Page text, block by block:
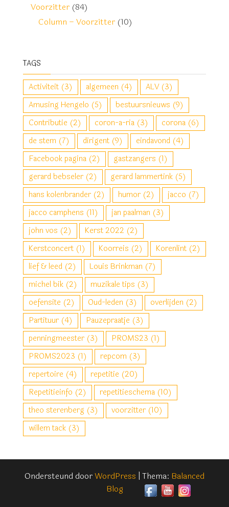
Voorzitter (84)
Column – Voorzitter (10)
TAGS
Activiteit (3) algemeen (4) ALV(3)
Amusing Hengelo (5) bestuursnieuws (9)
Contributie (2) coron-a-ria (3) corona (6)
de stem (7) dirigent (9) eindavond (4)
Facebook pagina (2) gastzangers (1)
gerard bebseler (2) gerard lammertink (5)
hans kolenbrander (2) humor (2) jacco (7)
jacco camphens (11) jan paalman (3)
john vos (2) Kerst 2022 (2)
Kerstconcert (1) Koorreis (2) Korenlint (2)
lief & leed (2) Louis Brinkman (7)
michel bik (2) muzikale tips (3)
oefensite (2) Oud-leden (3) overlijden (2)
Partituur (4) Pauzepraatje (3)
penningmeester (3) PROMS23 (1)
PROMS2023 (1) repcom (3)
repertoire (4) repetitie (20)
Repetitieinfo (2) repetitieschema (10)
theo sterenberg (3) voorzitter (10)
willem tack (3)
Ondersteund doorWordPress | Thema: Balanced
Blog